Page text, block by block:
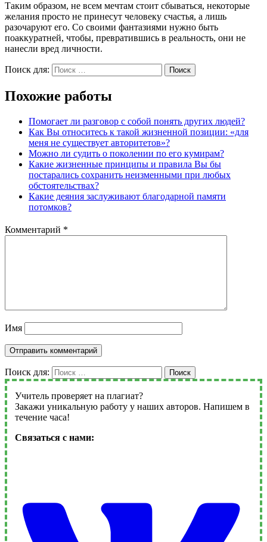
Таким образом, не всем мечтам стоит сбываться, некоторые
желания просто не принесут человеку счастья, а лишь
разочаруют его. Со своими фантазиями нужно быть
поаккуратней, чтобы, превратившись в реальность, они не
нанесли вред личности.
Поиск для: Поиск
Похожие работы
Помогает ли разговор с собой понять других людей?
Как Вы относитесь к такой жизненной позиции: «для
меня не существует авторитетов»?
Можно ли судить о поколении по его кумирам?
Какие жизненные принципы и правила Вы бы
постарались сохранить неизменными при любых
обстоятельствах?
Какие деяния заслуживают благодарной памяти
потомков?
Комментарий *
Имя
Поиск для: Поиск
Учитель проверяет на плагиат?
Закажи уникальную работу у наших авторов. Напишем в
течение часа!
Связаться с нами: